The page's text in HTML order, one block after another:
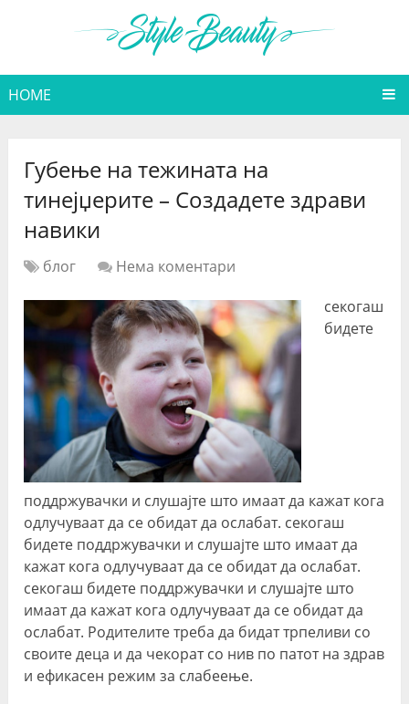
HOME
Губење на тежината на
тинејџерите – Создадете здрави
навики
блог
Нема коментари
секогаш
бидете
поддржувачки и слушајте што имаат да кажат кога
одлучуваат да се обидат да ослабат. секогаш
бидете поддржувачки и слушајте што имаат да
кажат кога одлучуваат да се обидат да ослабат.
секогаш бидете поддржувачки и слушајте што
имаат да кажат кога одлучуваат да се обидат да
ослабат. Родителите треба да бидат трпеливи со
своите деца и да чекорат со нив по патот на здрав
и ефикасен режим за слабеење.